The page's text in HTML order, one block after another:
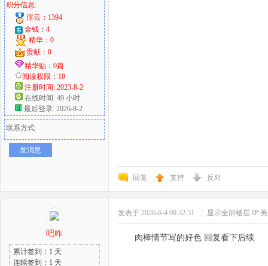
积分信息:
浮云：1394
金钱：4
精华：0
贡献：0
精华贴：0篇
阅读权限：10
注册时间: 2023-8-2
在线时间: 49 小时
最后登录: 2026-8-2
联系方式:
发消息
回复 支持 反对
吧咋
累计签到：1 天
连续签到：1 天
发表于 2026-6-4 00:32:51 显示全部楼层 IP:
肉棒情节写的好色 回复看下后续